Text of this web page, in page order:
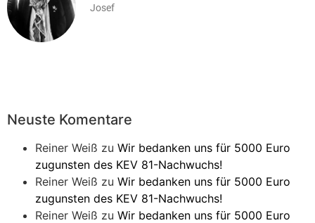
Josef
Neuste Komentare
Reiner Weiß zu Wir bedanken uns für 5000 Euro
zugunsten des KEV 81-Nachwuchs!
Reiner Weiß zu Wir bedanken uns für 5000 Euro
zugunsten des KEV 81-Nachwuchs!
Reiner Weiß zu Wir bedanken uns für 5000 Euro